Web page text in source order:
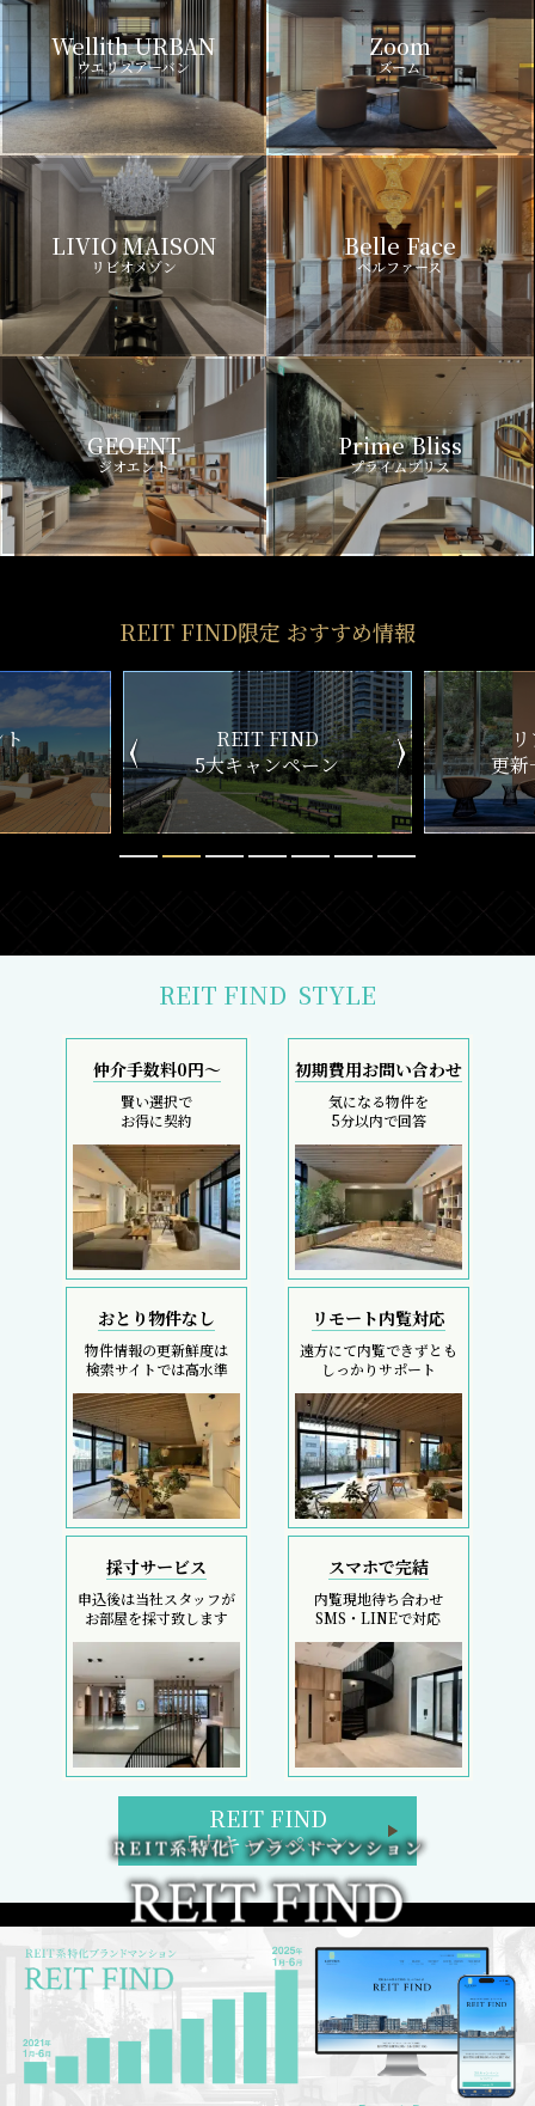
Wellith URBAN
ウエリスアーバン
Zoom
ズーム
LIVIO MAISON
リビオメゾン
Belle Face
ベルファース
GEOENT
ジオエント
Prime Bliss
プライムブリス
REIT FIND限定 おすすめ情報
ン
リアルタイム
更新一覧チェック
新
REIT FIND STYLE
仲介手数料0円～
賢い選択で
お得に契約
初期費用お問い合わせ
気になる物件を
5分以内で回答
おとり物件なし
物件情報の更新鮮度は
検索サイトでは高水準
リモート内覧対応
遠方にて内覧できずとも
しっかりサポート
採寸サービス
申込後は当社スタッフが
お部屋を採寸致します
スマホで完結
内覧現地待ち合わせ
SMS・LINEで対応
REIT FIND
5大キャンペーン